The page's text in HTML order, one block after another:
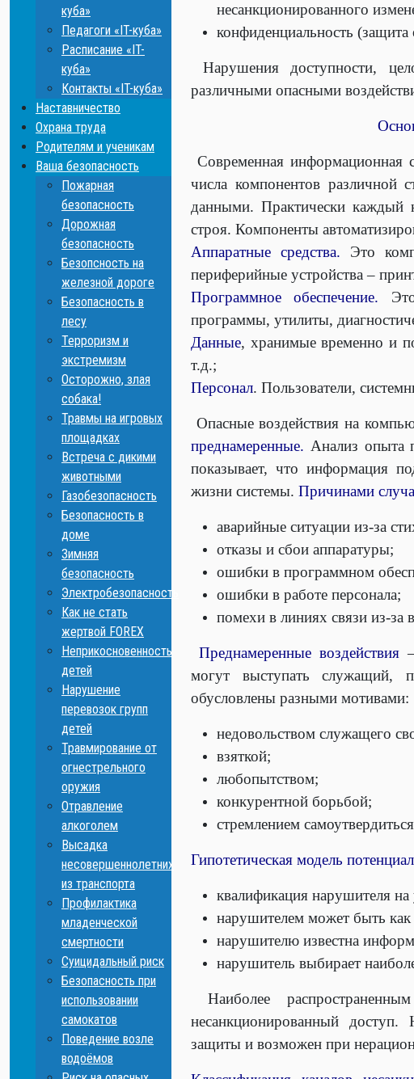
куба»
Педагоги «IT-куба»
Расписание «IT-
куба»
Контакты «IT-куба»
Наставничество
Охрана труда
Родителям и ученикам
Ваша безопасность
Пожарная
безопасность
Дорожная
безопасность
Безопсность на
железной дороге
Безопасность в
лесу
Терроризм и
экстремизм
Осторожно, злая
собака!
Травмы на игровых
площадках
Встреча с дикими
животными
Газобезопасность
Безопасность в
доме
Зимняя
безопасность
Электробезопасность
Как не стать
жертвой FOREX
Неприкосновенность
детей
Нарушение
перевозок групп
детей
Травмирование от
огнестрельного
оружия
Отравление
алкоголем
Высадка
несовершеннолетних
из транспорта
Профилактика
младенческой
смертности
Суицидальный риск
Безопасность при
использовании
самокатов
Поведение возле
водоёмов
несанкционированного
конфиденциальность
Нарушения доступности,
различными опасными
Современная информационная
числа компонентов различной
данными. Практически каждый
строя. Компоненты
Аппаратные средства. Это
периферийные устройства –
Программное обеспечение.
программы, утилиты,
Данные, хранимые временно и
т.д.;
Персонал. Пользователи,
Опасные воздействия на
преднамеренные. Анализ опыта
показывает, что информация
жизни системы. Причинами
аварийные ситуации из-за
отказы и сбои аппаратуры;
ошибки в программном
ошибки в работе персонала;
помехи в линиях связи из-за
Преднамеренные воздействия–
могут выступать служащий,
обусловлены разными мотивами:
недовольством служащего
взяткой;
любопытством;
конкурентной борьбой;
стремлением
Гипотетическая модель
квалификация нарушителя
нарушителем может быть как
нарушителю известна
нарушитель выбирает
Наиболее
несанкционированный
защиты и возможен при